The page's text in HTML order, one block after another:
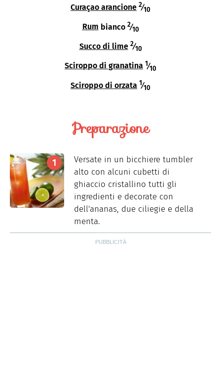
Curaçao arancione 2⁄10
Rum bianco 2⁄10
Succo di lime 2⁄10
Sciroppo di granatina 1⁄10
Sciroppo di orzata 1⁄10
Preparazione
Versate in un bicchiere tumbler
alto con alcuni cubetti di
ghiaccio cristallino tutti gli
ingredienti e decorate con
dell'ananas, due ciliegie e della
menta.